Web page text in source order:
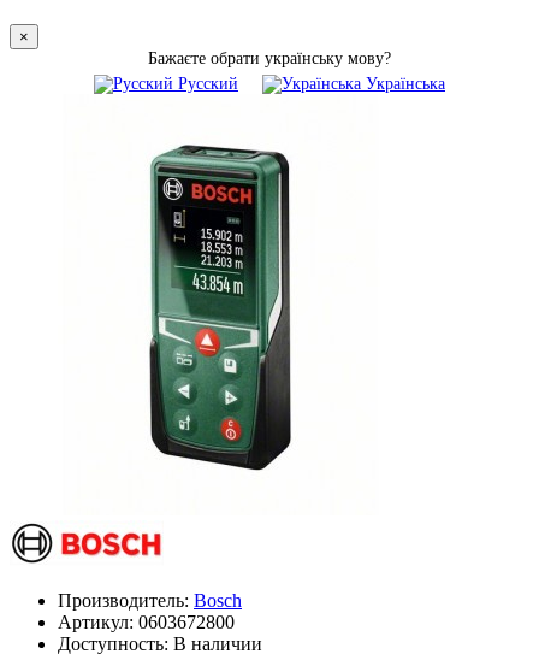
×
Бажаєте обрати українську мову?
Русский
Українська
Производитель: Bosch
Артикул: 0603672800
Доступность: В наличии